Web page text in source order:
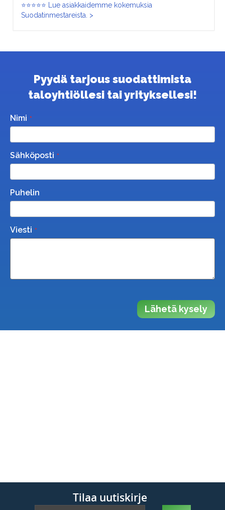
⭐⭐⭐⭐⭐ Lue asiakkaidemme kokemuksia
Suodatinmestareista. >
Pyydä tarjous suodattimista
taloyhtiöllesi tai yrityksellesi!
Nimi
Sähköposti
Puhelin
Viesti
Lähetä kysely
Tilaa uutiskirje